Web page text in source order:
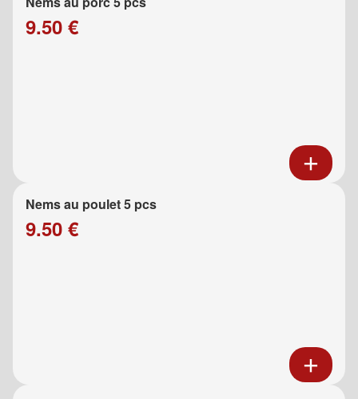
9.50 €
Nems au poulet 5 pcs
9.50 €